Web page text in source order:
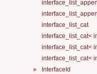
interface_list_cat
interface_list_cat<
interface_list_cat<
interface_list_cat<
► InterfaceId